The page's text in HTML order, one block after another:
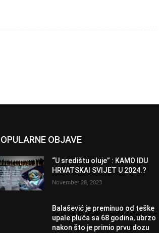
OBJAVE
“U središtu oluje” : KAMO IDU
HRVATSKAI SVIJET U 2024.?
November 28, 2023
Balašević je preminuo od teške
upale pluća sa 68 godina, ubrzo
nakon što je primio prvu dozu